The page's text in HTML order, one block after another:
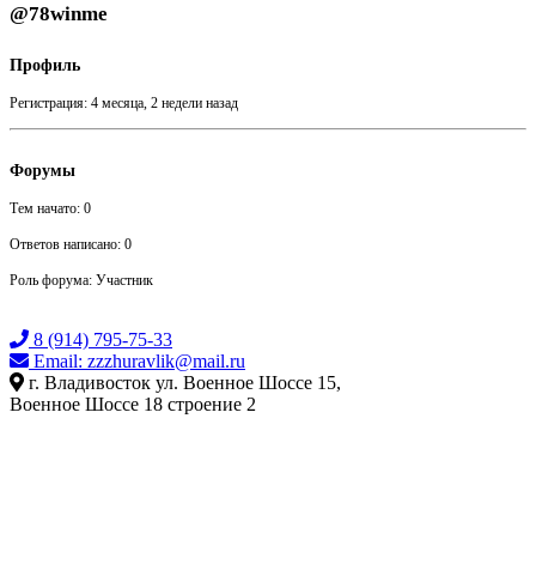
@78winme
Профиль
Регистрация: 4 месяца, 2 недели назад
Форумы
Тем начато: 0
Ответов написано: 0
Роль форума: Участник
8 (914) 795-75-33
Email: zzzhuravlik@mail.ru
г. Владивосток ул. Военное Шоссе 15,
Военное Шоссе 18 строение 2